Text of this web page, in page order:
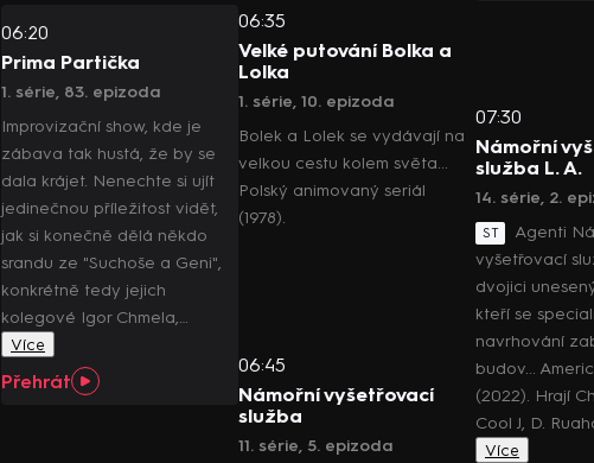
06:20
Prima Partička
1. série, 83. epizoda
Improvizační show, kde je
zábava tak hustá, že by se
dala krájet. Nenechte si ujít
jedinečnou příležitost vidět,
jak si konečně dělá někdo
srandu ze "Suchoše a Geni",
konkrétně tedy jejich
kolegové Igor Chmela,…
Více
Přehrát
06:35
Velké putování Bolka a
Lolka
1. série, 10. epizoda
Bolek a Lolek se vydávají na
velkou cestu kolem světa...
Polský animovaný seriál
(1978).
06:45
Námořní vyšetřovací
služba
11. série, 5. epizoda
07:30
Námořní
služba L. A.
14. série, 2.
ST
Agenti
vyšetřovací
dvojici
kteří se
navrhování
budov...
(2022). Hrají
Cool J, D.
Více